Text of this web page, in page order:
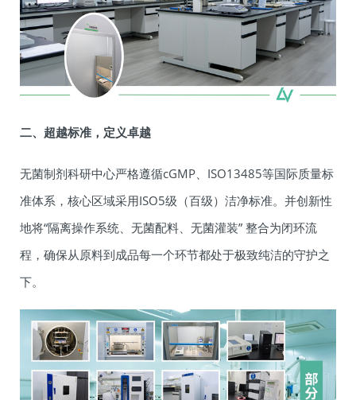
二、超越标准，定义卓越
无菌制剂科研中心严格遵循cGMP、ISO13485等国际质量标
准体系，核心区域采用ISO5级（百级）洁净标准。并创新性
地将“隔离操作系统、无菌配料、无菌灌装” 整合为闭环流
程，确保从原料到成品每一个环节都处于极致纯洁的守护之
下。